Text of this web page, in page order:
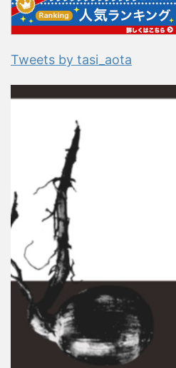
Tweets by tasi_aota